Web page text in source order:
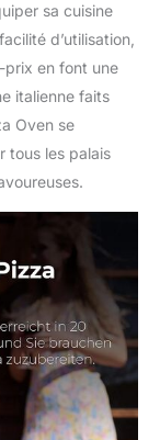
sa cuisine
d’utilisation,
en font une
italienne faits
Oven se
tous les palais